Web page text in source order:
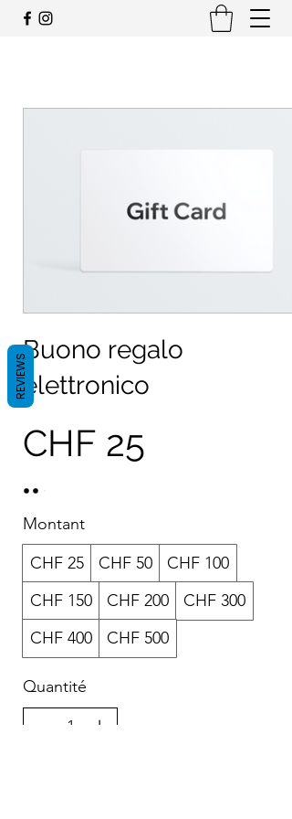
Buono regalo
elettronico
CHF 25
Montant
CHF 25
CHF 50
CHF 100
CHF 150
CHF 200
CHF 300
CHF 400
CHF 500
Quantité
REVIEWS